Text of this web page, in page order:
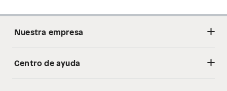
Nuestra empresa
Acerca de nosotros
Centro de ayuda